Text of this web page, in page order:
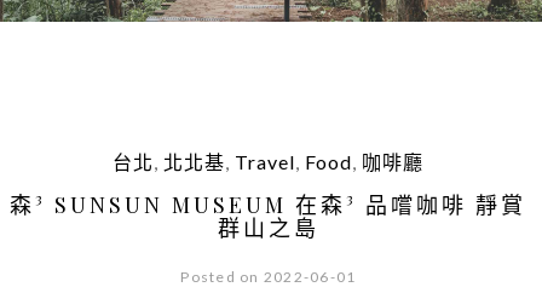
台北, 北北基, Travel, Food, 咖啡廳
森³ SUNSUN MUSEUM 在森³ 品嚐咖啡 靜賞
群山之島
Posted on 2022-06-01